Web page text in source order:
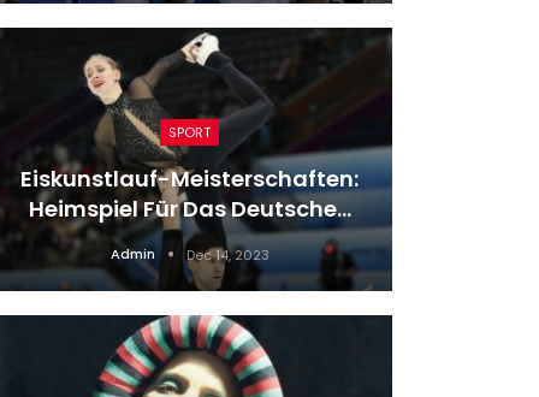
SPORT
Eiskunstlauf-Meisterschaften:
Heimspiel Für Das Deutsche…
Admin Dec 14, 2023